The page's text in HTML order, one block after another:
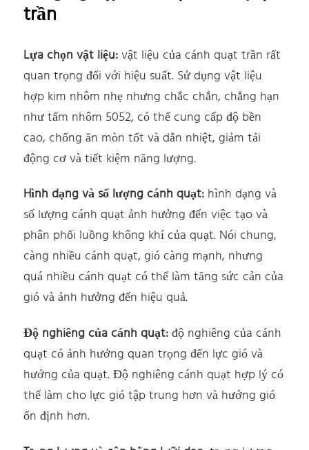
trần
Lựa chọn vật liệu:vật liệu của cánh quạt trần rất
quan trọng đối với hiệu suất. Sử dụng vật liệu
hợp kim nhôm nhẹ nhưng chắc chắn, chẳng hạn
như tấm nhôm 5052, có thể cung cấp độ bền
cao, chống ăn mòn tốt và dẫn nhiệt, giảm tải
động cơ và tiết kiệm năng lượng.
Hình dạng và số lượng cánh quạt: hình dạng và
số lượng cánh quạt ảnh hưởng đến việc tạo và
phân phối luồng không khí của quạt. Nói chung,
càng nhiều cánh quạt, gió càng mạnh, nhưng
quá nhiều cánh quạt có thể làm tăng sức cản của
gió và ảnh hưởng đến hiệu quả.
Độ nghiêng của cánh quạt:độ nghiêng của cánh
quạt có ảnh hưởng quan trọng đến lực gió và
hướng của quạt. Độ nghiêng cánh quạt hợp lý có
thể làm cho lực gió tập trung hơn và hướng gió
ổn định hơn.